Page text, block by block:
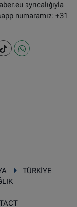
ayrıcalığıyla
numaramız: +31
TÜRKİYE